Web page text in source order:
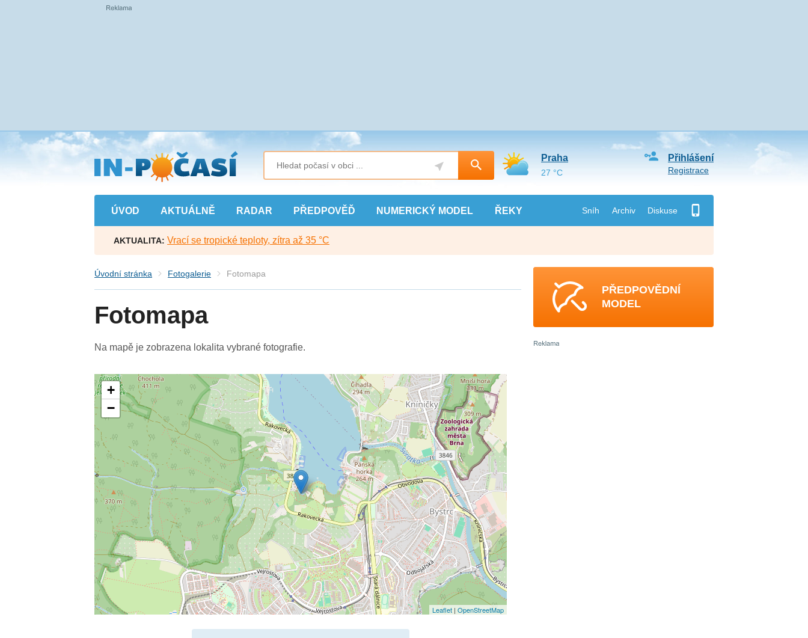
Přejít
na
hlavní
obsah
ÚVOD AKTUÁLNĚ RADAR PŘEDPOVĚĎ NUMERICKÝ MODEL ŘEKY Sníh Archiv Diskuse
Přihlášení
Registrace
Praha
27 °C
AKTUALITA: Vrací se tropické teploty, zítra až 35 °C
Úvodní stránka Fotogalerie Fotomapa
Fotomapa
Na mapě je zobrazena lokalita vybrané fotografie.
+
−
Leaflet| OpenStreetMap
PŘEDPOVĚDNÍ
MODEL